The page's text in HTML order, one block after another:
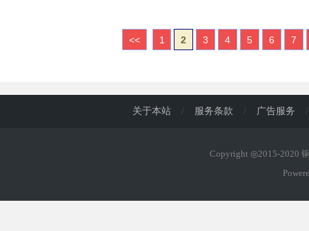
<< 1 2 3 4 5 6 7
关于本站 / 服务条款 / 广告服务 /
Copyright ◎2015-2020